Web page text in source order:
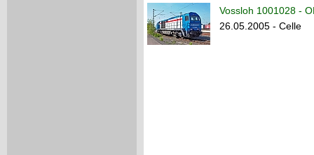
Vossloh 1001028 -
26.05.2005 - Celle